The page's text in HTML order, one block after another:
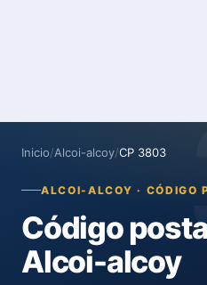
Inicio/Alcoi-alcoy/CP 3803
ALCOI-ALCOY · CÓDIGO
Código
Alcoi-alcoy